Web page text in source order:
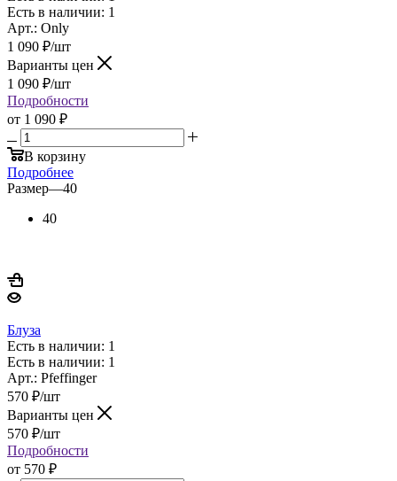
Есть в наличии: 1
Арт.: Only
1 090 ₽/шт
Варианты цен
1 090 ₽/шт
Подробности
от 1 090 ₽
В корзину
Подробнее
Размер—40
40
Блуза
Есть в наличии: 1
Есть в наличии: 1
Арт.: Pfeffinger
570 ₽/шт
Варианты цен
570 ₽/шт
Подробности
от 570 ₽